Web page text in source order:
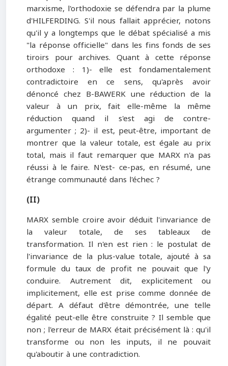
marxisme, l'orthodoxie se défendra par la plume
d'HILFERDING. S'il nous fallait apprécier, notons
qu'il y a longtemps que le débat spécialisé a mis
"la réponse officielle" dans les fins fonds de ses
tiroirs pour archives. Quant à cette réponse
orthodoxe : 1)- elle est fondamentalement
contradictoire en ce sens, qu'après avoir
dénoncé chez B-BAWERK une réduction de la
valeur à un prix, fait elle-même la même
réduction quand il s'est agi de contre-
argumenter ; 2)- il est, peut-être, important de
montrer que la valeur totale, est égale au prix
total, mais il faut remarquer que MARX n'a pas
réussi à le faire. N'est- ce-pas, en résumé, une
étrange communauté dans l'échec ?
(II)
MARX semble croire avoir déduit l'invariance de
la valeur totale, de ses tableaux de
transformation. Il n'en est rien : le postulat de
l'invariance de la plus-value totale, ajouté à sa
formule du taux de profit ne pouvait que l'y
conduire. Autrement dit, explicitement ou
implicitement, elle est prise comme donnée de
départ. A défaut d'être démontrée, une telle
égalité peut-elle être construite ? Il semble que
non ; l'erreur de MARX était précisément là : qu'il
transforme ou non les inputs, il ne pouvait
qu'aboutir à une contradiction.